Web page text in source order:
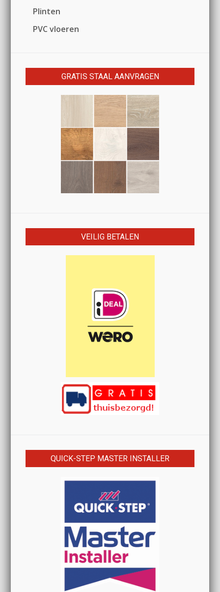
Plinten
PVC vloeren
GRATIS STAAL AANVRAGEN
VEILIG BETALEN
QUICK-STEP MASTER INSTALLER